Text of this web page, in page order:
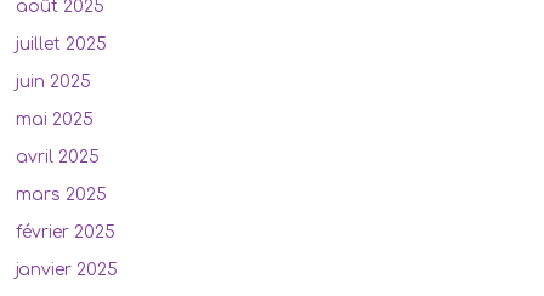
août 2025
juillet 2025
juin 2025
mai 2025
avril 2025
mars 2025
février 2025
janvier 2025